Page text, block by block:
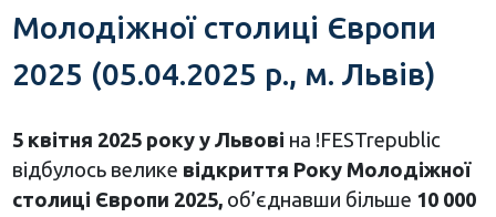
Молодіжної столиці Європи
2025 (05.04.2025 р., м. Львів)
5 квітня 2025 року у Львові на !FESTrepublic
відбулось велике відкриття Року Молодіжної
столиці Європи 2025, об’єднавши більше 10 000